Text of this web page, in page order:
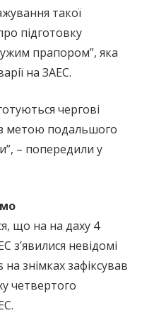
такої
підготовку
прапором”, яка
на ЗАЕС.
чергові
з метою подальшого
– попередили у
що на на даху 4
з’явилися невідомі
на знімках зафіксував
четвертого